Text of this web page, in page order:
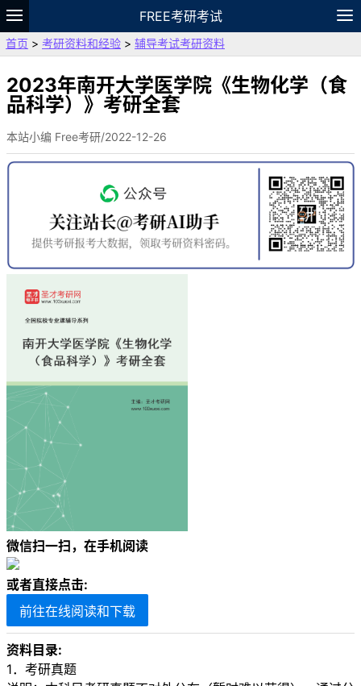
FREE考研考试
题库
故事 专题 APP 笔记
VIP
资料
首页 > 考研资料和经验 > 辅导考试考研资料
2023年南开大学医学院《生物化学（食
品科学）》考研全套
本站小编 Free考研/2022-12-26
微信扫一扫，在手机阅读
或者直接点击:
前往在线阅读和下载
资料目录:
1．考研真题